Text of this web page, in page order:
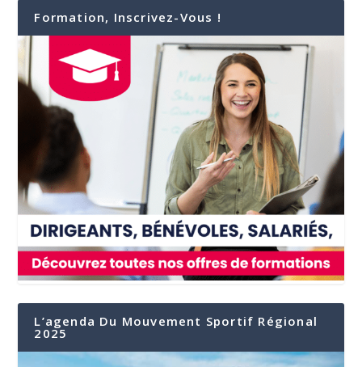
Formation, Inscrivez-Vous !
L’agenda Du Mouvement Sportif Régional
2025